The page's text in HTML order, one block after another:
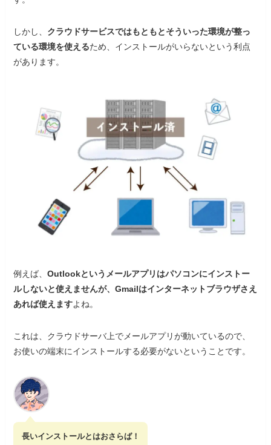
しかし、 クラウドサービスではもともとそういった環境が整っ
ている環境を使えるため、インストールがいらないという利点
があります。
例えば、Outlookというメールアプリはパソコンにインストー
ルしないと使えませんが、Gmailはインターネットブラウザさえ
あれば使えますよね。
これは、クラウドサーバ上でメールアプリが動いているので、
お使いの端末にインストールする必要がないということです。
長いインストールとはおさらば！